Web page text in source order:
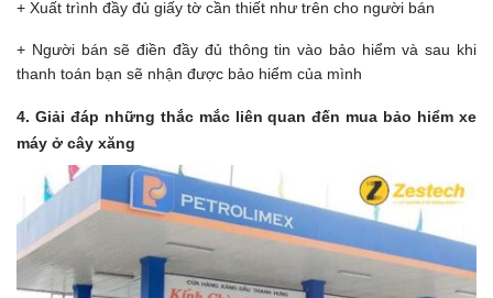
+ Xuất trình đầy đủ giấy tờ cần thiết như trên cho người bán
+ Người bán sẽ điền đầy đủ thông tin vào bảo hiểm và sau khi
thanh toán bạn sẽ nhận được bảo hiểm của mình
4. Giải đáp những thắc mắc liên quan đến mua bảo hiểm xe
máy ở cây xăng